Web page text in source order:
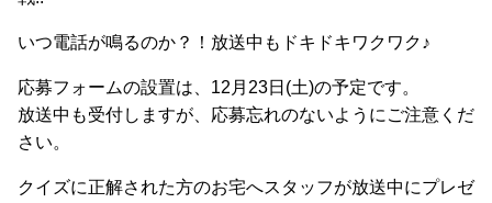
いつ電話が鳴るのか？！放送中もドキドキワクワク♪
応募フォームの設置は、12月23日(土)の予定です。
放送中も受付しますが、応募忘れのないようにご注意くだ
さい。
クイズに正解された方のお宅へスタッフが放送中にプレゼ